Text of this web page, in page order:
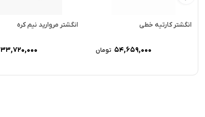
انگشتر کارتیه خطی
54,659,000 تومان
انگشتر مروارید نیم کره
33,720,000